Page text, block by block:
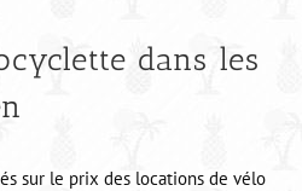
dans les
sur le prix des locations de vélo